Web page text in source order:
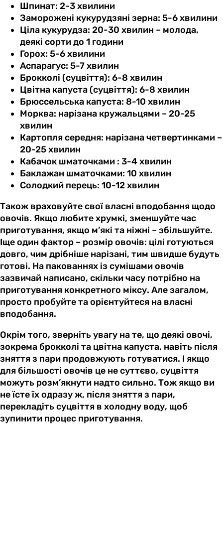
Шпинат: 2-3 хвилини
Заморожені кукурудзяні зерна: 5-6 хвилини
Ціла кукурудза: 20-30 хвилин – молода,
деякі сорти до 1 години
Горох: 5-6 хвилини
Аспарагус: 5-7 хвилин
Брокколі (суцвіття): 6-8 хвилин
Цвітна капуста (суцвіття): 6-8 хвилин
Брюссельська капуста: 8-10 хвилин
Морква: нарізана кружальцями – 20-25
хвилин
Картопля середня: нарізана четвертинками –
20-25 хвилин
Кабачок шматочками : 3-4 хвилин
Баклажан шматочками: 10 хвилин
Солодкий перець: 10-12 хвилин
Також враховуйте свої власні вподобання щодо
овочів. Якщо любите хрумкі, зменшуйте час
приготування, якщо м’які та ніжні – збільшуйте.
Іще один фактор – розмір овочів: цілі готуються
довго, чим дрібніше нарізані, тим швидше будуть
готові. На пакованнях із сумішами овочів
зазвичай написано, скільки часу потрібно на
приготування конкретного міксу. Але загалом,
просто пробуйте та орієнтуйтеся на власні
вподобання.
Окрім того, зверніть увагу на те, що деякі овочі,
зокрема брокколі та цвітна капуста, навіть після
зняття з пари продовжують готуватися. І якщо
для більшості овочів це не суттєво, суцвіття
можуть розм’якнути надто сильно. Тож якщо ви
не їсте їх одразу ж, після зняття з пари,
перекладіть суцвіття в холодну воду, щоб
зупинити процес приготування.